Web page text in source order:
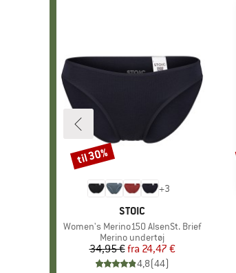
+3
MÆRKE
STOIC
Artikel
Women's Merino150 AlsenSt. Brief
Produktgruppe
Merino undertøj
Pris
34,95 € Nedsat pris
fra 24,47 €
4,8(44)
Rabat
til 30%